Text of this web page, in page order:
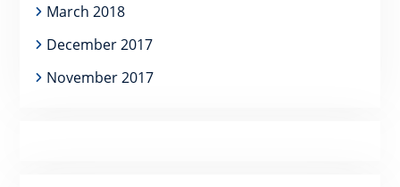
March 2018
December 2017
November 2017